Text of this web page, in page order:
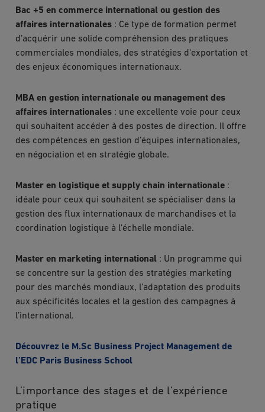
Bac +5 en commerce international ou gestion des
affaires internationales : Ce type de formation permet
d’acquérir une solide compréhension des pratiques
commerciales mondiales, des stratégies d'exportation et
des enjeux économiques internationaux.
MBA en gestion internationale ou management des
affaires internationales : une excellente voie pour ceux
qui souhaitent accéder à des postes de direction. Il offre
des compétences en gestion d’équipes internationales,
en négociation et en stratégie globale.
Master en logistique et supply chain internationale :
idéale pour ceux qui souhaitent se spécialiser dans la
gestion des flux internationaux de marchandises et la
coordination logistique à l'échelle mondiale.
Master en marketing international : Un programme qui
se concentre sur la gestion des stratégies marketing
pour des marchés mondiaux, l’adaptation des produits
aux spécificités locales et la gestion des campagnes à
l’international.
Découvrez le M.Sc Business Project Management de
l’EDC Paris Business School
L’importance des stages et de l’expérience
pratique